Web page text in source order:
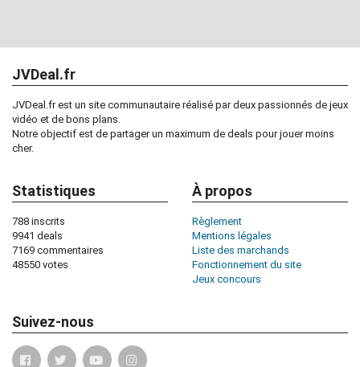
JVDeal.fr
JVDeal.fr est un site communautaire réalisé par deux passionnés de jeux
vidéo et de bons plans.
Notre objectif est de partager un maximum de deals pour jouer moins
cher.
Statistiques
788 inscrits
9941 deals
7169 commentaires
48550 votes
À propos
Règlement
Mentions légales
Liste des marchands
Fonctionnement du site
Jeux concours
Suivez-nous